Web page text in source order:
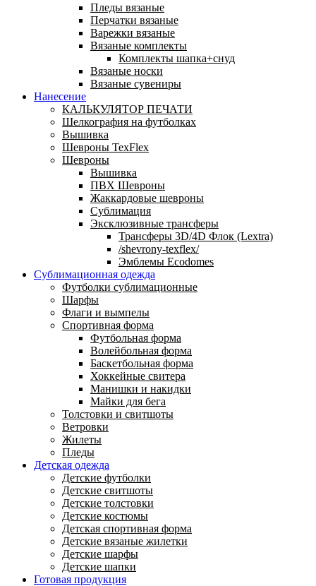
Пледы вязаные
Перчатки вязаные
Варежки вязаные
Вязаные комплекты
Комплекты шапка+снуд
Вязаные носки
Вязаные сувениры
Нанесение
КАЛЬКУЛЯТОР ПЕЧАТИ
Шелкография на футболках
Вышивка
Шевроны TexFlex
Шевроны
Вышивка
ПВХ Шевроны
Жаккардовые шевроны
Сублимация
Эксклюзивные трансферы
Трансферы 3D/4D Флок (Lextra)
/shevrony-texflex/
Эмблемы Ecodomes
Сублимационная одежда
Футболки сублимационные
Шарфы
Флаги и вымпелы
Спортивная форма
Футбольная форма
Волейбольная форма
Баскетбольная форма
Хоккейные свитера
Манишки и накидки
Майки для бега
Толстовки и свитшоты
Ветровки
Жилеты
Пледы
Детская одежда
Детские футболки
Детские свитшоты
Детские толстовки
Детские костюмы
Детская спортивная форма
Детские вязаные жилетки
Детские шарфы
Детские шапки
Готовая продукция